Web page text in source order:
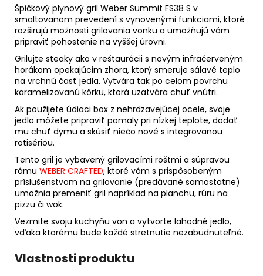
Špičkový plynový gril Weber Summit FS38 S v
smaltovanom prevedení s vynovenými funkciami, ktoré
rozširujú možnosti grilovania vonku a umožňujú vám
pripraviť pohostenie na vyššej úrovni.
Grilujte steaky ako v reštaurácii s novým infračerveným
horákom opekajúcim zhora, ktorý smeruje sálavé teplo
na vrchnú časť jedla. Vytvára tak po celom povrchu
karamelizovanú kôrku, ktorá uzatvára chuť vnútri.
Ak použijete údiaci box z nehrdzavejúcej ocele, svoje
jedlo môžete pripraviť pomaly pri nízkej teplote, dodať
mu chuť dymu a skúsiť niečo nové s integrovanou
rotisériou.
Tento gril je vybavený grilovacími roštmi a súpravou
rámu WEBER CRAFTED, ktoré vám s prispôsobeným
príslušenstvom na grilovanie (predávané samostatne)
umožnia premeniť gril napríklad na planchu, rúru na
pizzu či wok.
Vezmite svoju kuchyňu von a vytvorte lahodné jedlo,
vďaka ktorému bude každé stretnutie nezabudnuteľné.
Vlastnosti produktu